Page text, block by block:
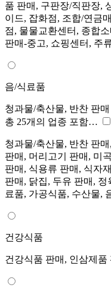
품 판매, 구판장/직판장,
이드, 잡화점, 조합/연금
점, 물물교환센터, 종합
판매-중고, 쇼핑센터, 주
음/식료품
청과물/축산물, 반찬 판매
총 25개의 업종 포함…
청과물/축산물, 반찬 판
판매, 머리고기 판매, 미
판매, 식용류 판매, 식자
판매, 닭집, 두유 판매,
료품, 가공식품, 수산물,
건강식품
건강식품 판매, 인삼제품